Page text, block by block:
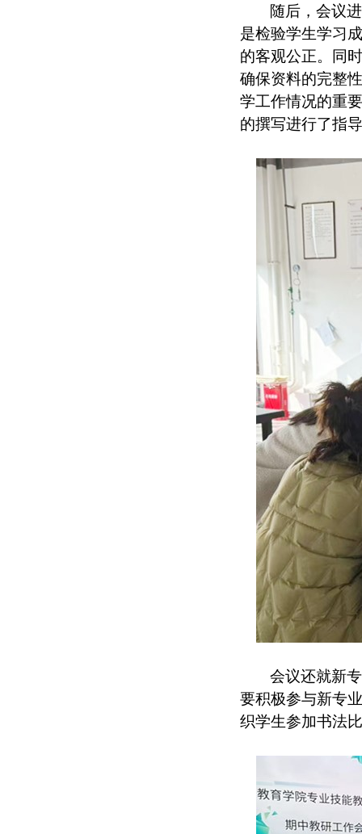
随后，会议
是检验学生学习
的客观公正。同
确保资料的完整
学工作情况的重
的撰写进行了指
会议还就新
要积极参与新专
织学生参加书法